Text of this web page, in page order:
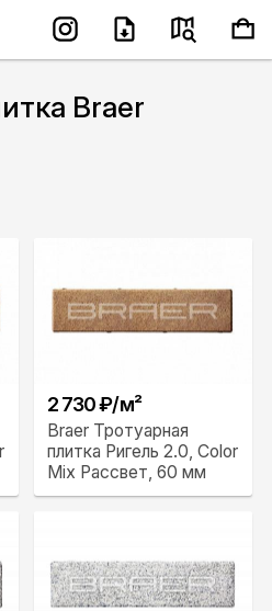
Braer
2 730 ₽/м²
Braer Тротуарная
плитка Ригель 2.0, Color
Mix Рассвет, 60 мм